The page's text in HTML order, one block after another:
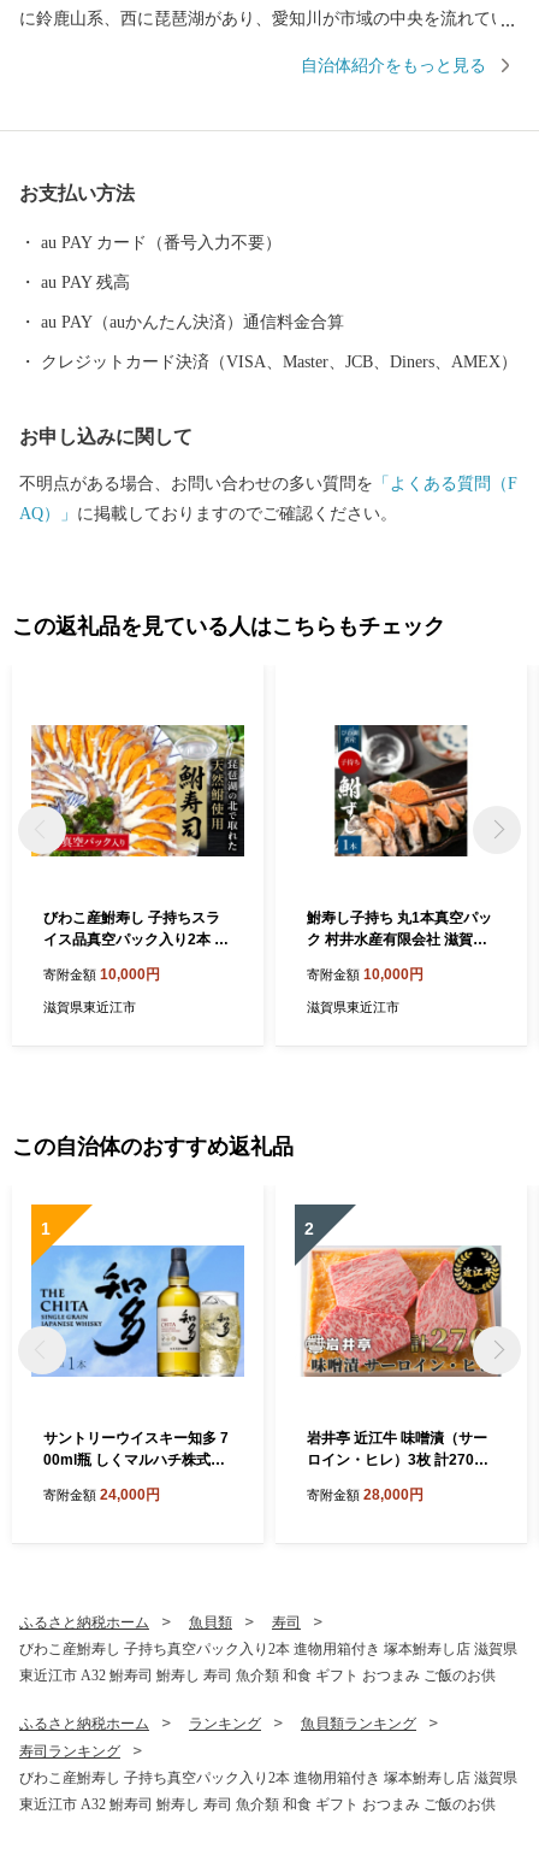
に鈴鹿山系、西に琵琶湖があり、愛知川が市域の中央を流れてい
流域には平地や丘陵地が広がり、緑豊かな田園地帯を形成してい
市・長浜市・甲賀市・大津市に次いで県内で5番目に大きな市で
自治体紹介をもっと見る
お支払い方法
au PAY カード（番号入力不要）
au PAY 残高
au PAY（auかんたん決済）通信料金合算
クレジットカード決済（VISA、Master、JCB、Diners、AMEX）
お申し込みに関して
不明点がある場合、お問い合わせの多い質問を 「よくある質問（F
AQ）」 に掲載しておりますのでご確認ください。
この返礼品を見ている人はこちらもチェック
びわこ産鮒寿し 子持ちスラ
イス品真空パック入り2本 塚
A33 滋賀 名物 鮒寿司 ふなず
し 子持ち スライス 天然 発酵
寄附金額 10,000円
滋賀県東近江市
鮒寿し子持ち 丸1本真空パッ
ク 村井水産有限会社 滋賀県
鮒ずし 子持ち 珍味 おつまみ
発酵食品 乳酸菌 琵琶湖 郷土
寄附金額 10,000円
滋賀県東近江市
この自治体のおすすめ返礼品
1
サントリーウイスキー知多 7
00ml瓶 しくマルハチ株式会
イスキー 知多 シングルグレ
寄附金額 24,000円
2
岩井亭 近江牛 味噌漬（サー
ロイン・ヒレ）3枚 計270g
洛西店 滋賀県 東近江市 B-H
寄附金額 28,000円
ふるさと納税ホーム 魚貝類
寿司
びわこ産鮒寿し 子持ち真空パック入り2本 進物用箱付き 塚本鮒寿し店 滋賀県
東近江市 A32 鮒寿司 鮒寿し 寿司 魚介類 和食 ギフト おつまみ ご飯のお供
ふるさと納税ホーム ランキング
魚貝類ランキング
寿司ランキング
びわこ産鮒寿し 子持ち真空パック入り2本 進物用箱付き 塚本鮒寿し店 滋賀県
東近江市 A32 鮒寿司 鮒寿し 寿司 魚介類 和食 ギフト おつまみ ご飯のお供